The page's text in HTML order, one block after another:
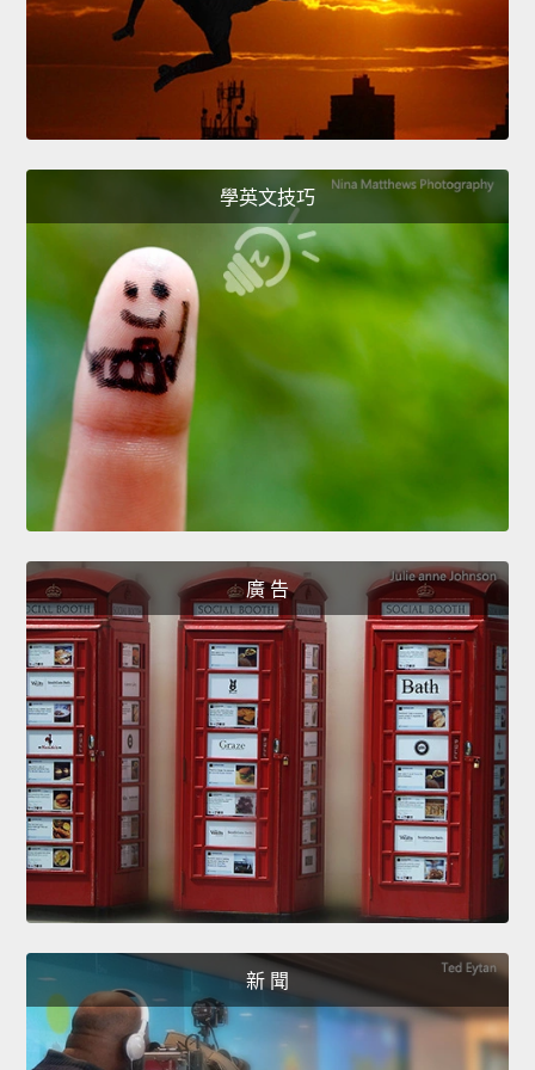
學英文技巧
廣 告
新 聞